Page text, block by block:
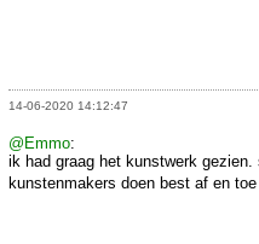
14-06-2020 14:12:47
@Emmo:
ik had graag het kunstwerk
kunstenmakers doen best af en